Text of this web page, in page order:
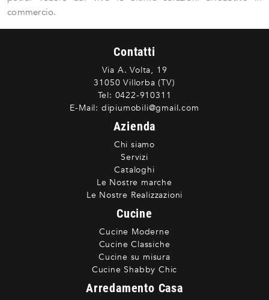
commercio.
Contatti
Via A. Volta, 19
31050 Villorba (TV)
Tel: 0422-910311
E-Mail: dipiumobili@gmail.com
Azienda
Chi siamo
Servizi
Cataloghi
Le Nostre marche
Le Nostre Realizzazioni
Cucine
Cucine Moderne
Cucine Classiche
Cucine su misura
Cucine Shabby Chic
Arredamento Casa